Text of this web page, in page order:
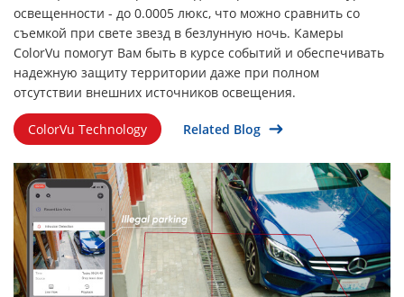
освещенности - до 0.0005 люкс, что можно сравнить со
съемкой при свете звезд в безлунную ночь. Камеры
ColorVu помогут Вам быть в курсе событий и обеспечивать
надежную защиту территории даже при полном
отсутствии внешних источников освещения.
ColorVu Technology Related Blog